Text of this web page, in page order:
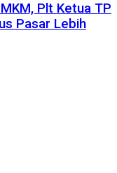
Plt Ketua TP
Pasar Lebih